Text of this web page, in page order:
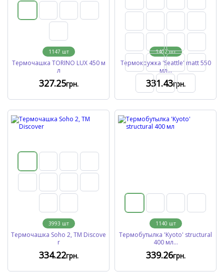
1147 шт
Термочашка TORINO LUX 450 м
л
327.25грн.
1402 шт
Термокружка 'Seattle' matt 550
мл...
331.43грн.
3993 шт
Термочашка Soho 2, TM Discove
r
334.22грн.
1140 шт
Термобутылка 'Kyoto' structural
400 мл...
339.26грн.